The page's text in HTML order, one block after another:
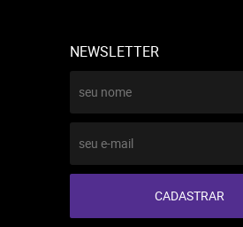
NEWSLETTER
CADASTRAR